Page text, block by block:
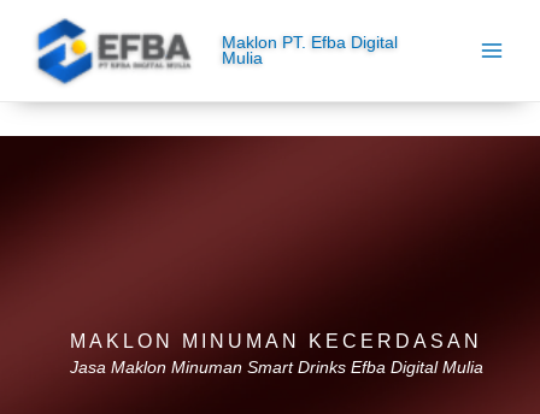
konten
Maklon PT. Efba Digital
Mulia
MAKLON MINUMAN KECERDASAN
Jasa Maklon Minuman Smart Drinks Efba Digital Mulia